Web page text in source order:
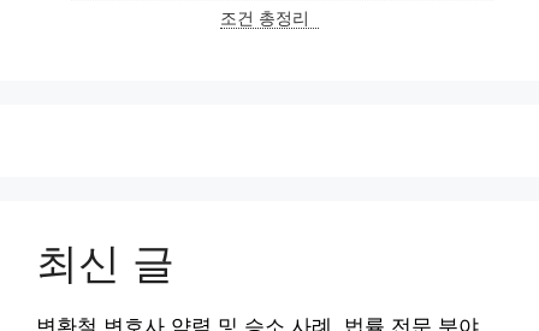
조건 총정리
최신 글
변환철 변호사 약력 및 승소 사례, 법률 전문 분야